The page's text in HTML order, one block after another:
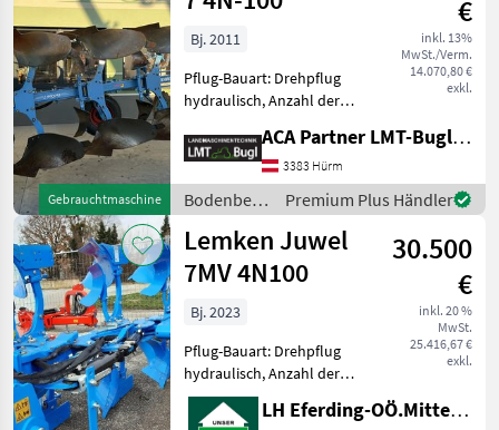
Gebrauchtmaschine
€
inkl. 13%
MwSt./Verm.
14.070,80 €
exkl.
Bj. 2011
Pflug-Bauart: Drehpflug
hydraulisch, Anzahl der
Maiseinleger, Scheibensech,
hydr.
Schnittbreitenverstellung,
Steinsicherung, Stützrad,
Vorschäler Lemken Va
ACA Partner LMT-Bugl GmbH
3383 Hürm
Bodenbearbeitung
/ Lemken
Premium Plus Händler
Lemken Juwel
7MV 4N100
30.500
€
inkl. 20 %
MwSt.
25.416,67 €
exkl.
Bj. 2023
Pflug-Bauart: Drehpflug
hydraulisch, Anzahl der
Schare: 4-schar, Vorschäler,
Maiseinleger, Scheibensech,
LH Eferding-OÖ.Mitte, Perg